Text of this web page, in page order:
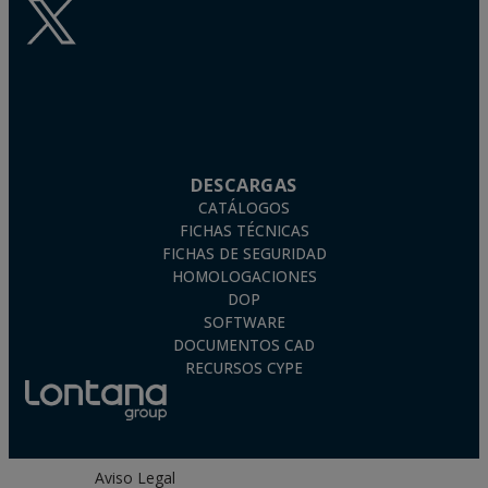
DESCARGAS
CATÁLOGOS
FICHAS TÉCNICAS
FICHAS DE SEGURIDAD
HOMOLOGACIONES
DOP
SOFTWARE
DOCUMENTOS CAD
RECURSOS CYPE
Aviso Legal